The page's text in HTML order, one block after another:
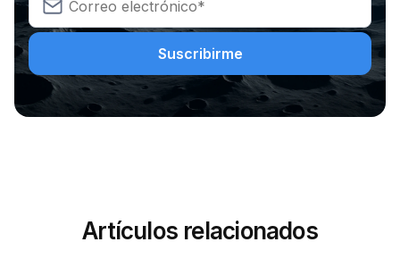
Artículos relacionados